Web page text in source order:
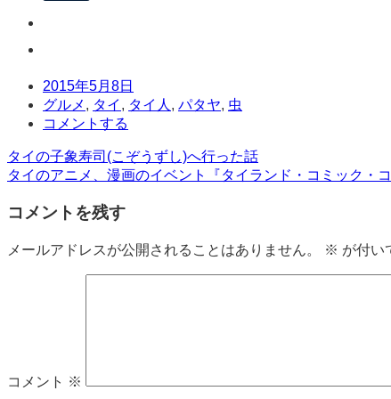
日
時
2015年5月8日
タ
グ
グルメ , タイ , タイ人 , パタヤ, 虫
コ
ン
ト
コメントする
投
稿
ナ
ビ
ン
タイの子象寿司(こぞうずし)へ行った話
タイのアニメ、漫画のイベント『タイランド・コミック・
コメントを残す
メールアドレスが公開されることはありません。 ※ が付い
コメント ※